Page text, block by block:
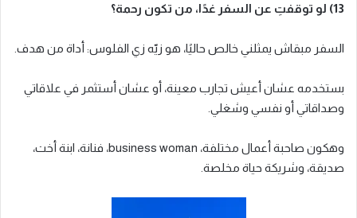
13) لو توقفتِ عن السفر غدًا، من تكون رحمة؟
السفر مبقاش يمثلني خالص حاليًا، هو زيّه زي الفلوس: أداة من هدف.
بستخدمه عشان أعيش تجارب معينة، أو عشان أستثمر في علاقاتي
وصداقاتي أو نفسي وشغلي.
وهكون صاحبة أعمال مختلفة، business woman، فنانة، ابنة أخت،
صديقة، وشريكة حياة مخلصة.